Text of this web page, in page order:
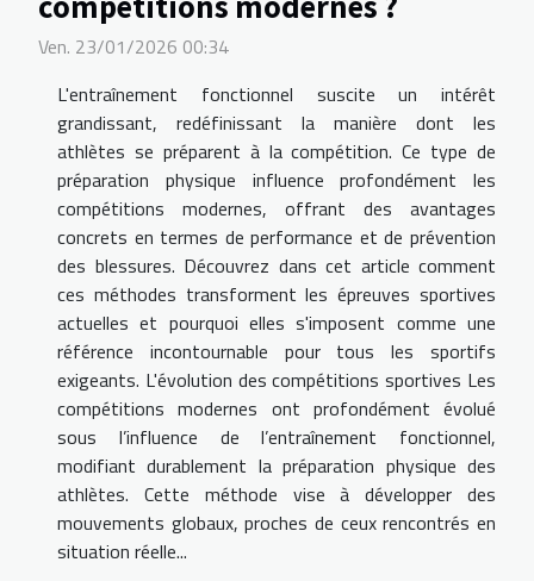
Ven. 23/01/2026 00:34
L'entraînement fonctionnel suscite un intérêt
grandissant, redéfinissant la manière dont les
athlètes se préparent à la compétition. Ce type de
préparation physique influence profondément les
compétitions modernes, offrant des avantages
concrets en termes de performance et de prévention
des blessures. Découvrez dans cet article comment
ces méthodes transforment les épreuves sportives
actuelles et pourquoi elles s'imposent comme une
référence incontournable pour tous les sportifs
exigeants. L'évolution des compétitions sportives Les
compétitions modernes ont profondément évolué
sous l’influence de l’entraînement fonctionnel,
modifiant durablement la préparation physique des
athlètes. Cette méthode vise à développer des
mouvements globaux, proches de ceux rencontrés en
situation réelle...